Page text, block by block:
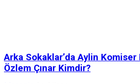
Arka Sokaklar’da Aylin Komiser
Özlem Çınar Kimdir?